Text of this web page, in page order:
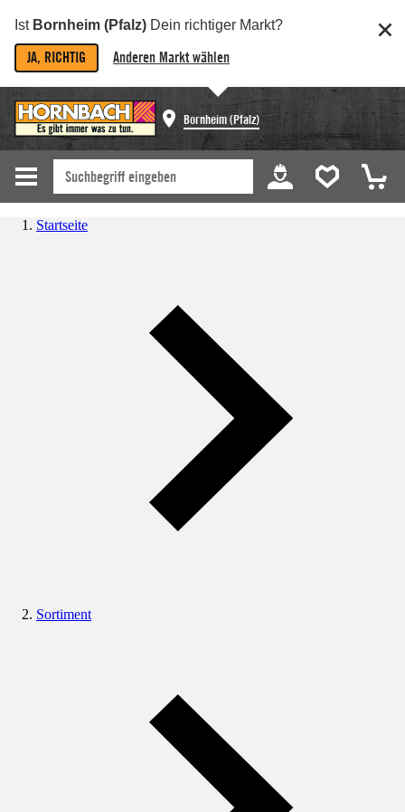
Ist Bornheim (Pfalz) Dein richtiger Markt?
JA, RICHTIG Anderen Markt wählen
Bornheim (Pfalz)
Startseite
Sortiment